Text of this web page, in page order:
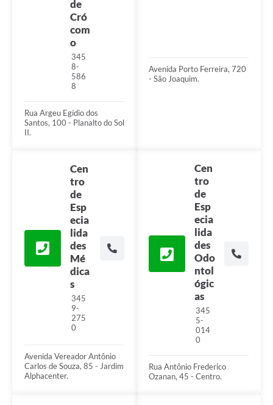
de
Cró
com
o
345
8-
586
8
Rua Argeu Egídio dos
Santos, 100 - Planalto do Sol
II.
Avenida Porto Ferreira, 720
- São Joaquim.
Cen
tro
de
Esp
ecia
lida
des
Mé
dica
s
345
9-
275
0
Avenida Vereador Antônio
Carlos de Souza, 85 - Jardim
Alphacenter.
Cen
tro
de
Esp
ecia
lida
des
Odo
ntol
ógic
as
345
5-
014
0
Rua Antônio Frederico
Ozanan, 45 - Centro.